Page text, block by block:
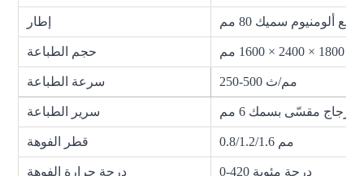
إطار ألومنيوم سميك 80 مم
حجم الطباعة
سرعة الطباعة 250-500 مم/ث
سرير الطباعة زجاج مقسّى بسمك 6 مم
قطر الفوهة 0.8/1.2/1.6 مم
درجة حرارة الفوهة 0-420 درجة مئوية